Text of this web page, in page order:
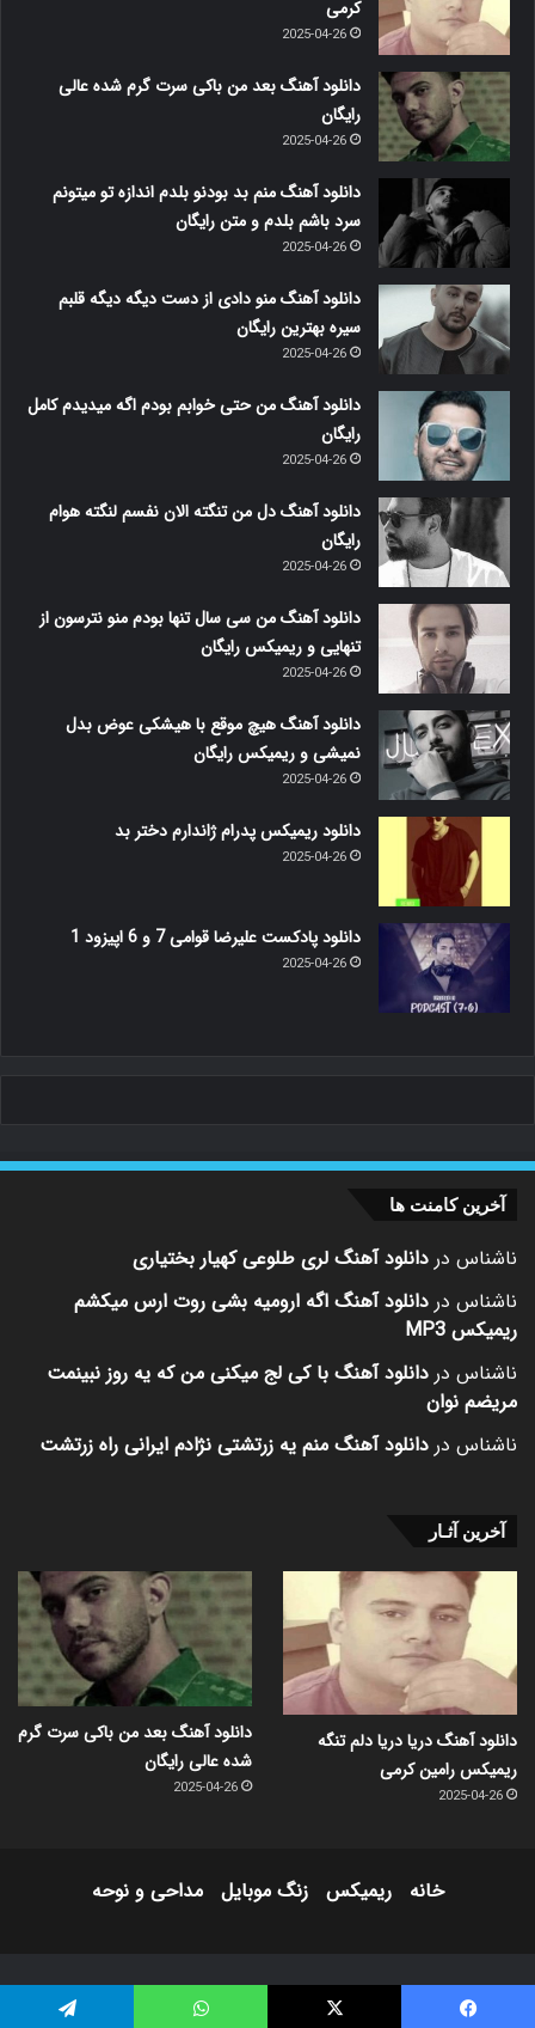
کرمی
2025-04-26
دانلود آهنگ بعد من باکی سرت گرم شده عالی
رایگان
2025-04-26
دانلود آهنگ منم بد بودنو بلدم اندازه تو میتونم
سرد باشم بلدم و متن رایگان
2025-04-26
دانلود آهنگ منو دادی از دست دیگه دیگه قلبم
سیره بهترین رایگان
2025-04-26
دانلود آهنگ من حتی خوابم بودم اگه میدیدم کامل
رایگان
2025-04-26
دانلود آهنگ دل من تنگته الان نفسم لنگته هوام
رایگان
2025-04-26
دانلود آهنگ من سی سال تنها بودم منو نترسون از
تنهایی و ریمیکس رایگان
2025-04-26
دانلود آهنگ هیچ موقع با هیشکی عوض بدل
نمیشی و ریمیکس رایگان
2025-04-26
دانلود ریمیکس پدرام ژاندارم دختر بد
2025-04-26
دانلود پادکست علیرضا قوامی 7 و 6 اپیزود 1
2025-04-26
آخرین کامنت ها
ناشناس در دانلود آهنگ لری طلوعی کهیار بختیاری
ناشناس در دانلود آهنگ اگه ارومیه بشی روت ارس میکشم
ریمیکس MP3
ناشناس در دانلود آهنگ با کی لج میکنی من که یه روز نبینمت
مریضم نوان
ناشناس در دانلود آهنگ منم یه زرتشتی نژادم ایرانی راه زرتشت
آخرین آثـار
دانلود آهنگ دریا دریا دلم تنگه
ریمیکس رامین کرمی
2025-04-26
دانلود آهنگ بعد من باکی سرت گرم
شده عالی رایگان
2025-04-26
خانه ریمیکس زنگ موبایل مداحی و نوحه